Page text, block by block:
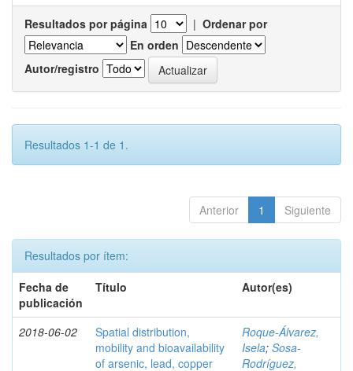
Resultados por página | Ordenar por
En orden
Autor/registro
Resultados 1-1 de 1.
Anterior 1 Siguiente
Resultados por ítem:
Fecha de
publicación
Título Autor(es)
2018-06-02
Spatial distribution,
mobility and bioavailability
of arsenic, lead, copper
Roque-Álvarez,
Isela; Sosa-
Rodríguez,